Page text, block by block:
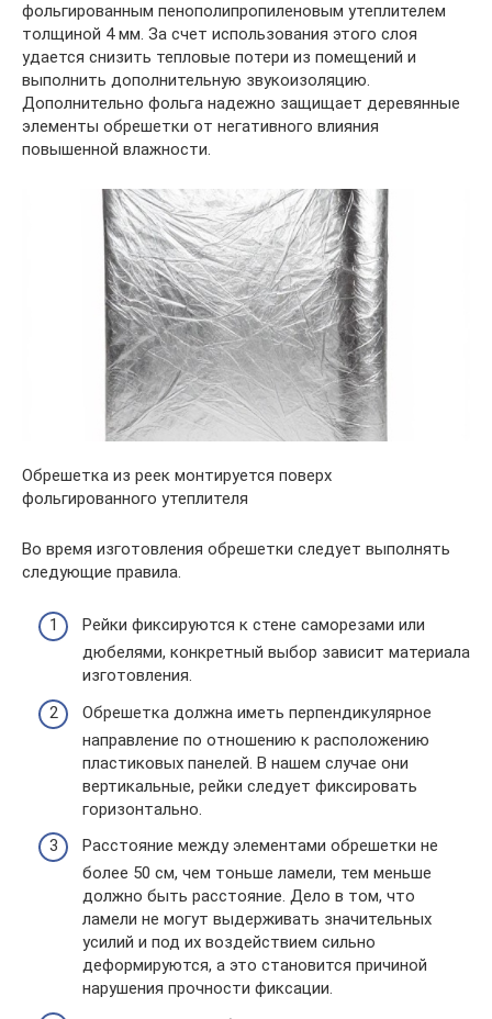
фольгированным пенополипропиленовым утеплителем
толщиной 4 мм. За счет использования этого слоя
удается снизить тепловые потери из помещений и
выполнить дополнительную звукоизоляцию.
Дополнительно фольга надежно защищает деревянные
элементы обрешетки от негативного влияния
повышенной влажности.
Обрешетка из реек монтируется поверх
фольгированного утеплителя
Во время изготовления обрешетки следует выполнять
следующие правила.
Рейки фиксируются к стене саморезами или
дюбелями, конкретный выбор зависит материала
изготовления.
Обрешетка должна иметь перпендикулярное
направление по отношению к расположению
пластиковых панелей. В нашем случае они
вертикальные, рейки следует фиксировать
горизонтально.
Расстояние между элементами обрешетки не
более 50 см, чем тоньше ламели, тем меньше
должно быть расстояние. Дело в том, что
ламели не могут выдерживать значительных
усилий и под их воздействием сильно
деформируются, а это становится причиной
нарушения прочности фиксации.